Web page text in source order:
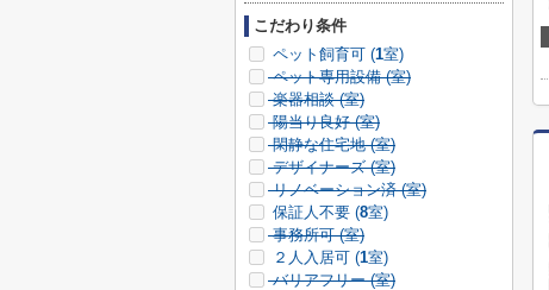
こだわり条件
ペット飼育可 (1室)
ペット専用設備 (室)
楽器相談 (室)
陽当り良好 (室)
閑静な住宅地 (室)
デザイナーズ (室)
リノベーション済 (室)
保証人不要 (8室)
事務所可 (室)
２人入居可 (1室)
バリアフリー (室)